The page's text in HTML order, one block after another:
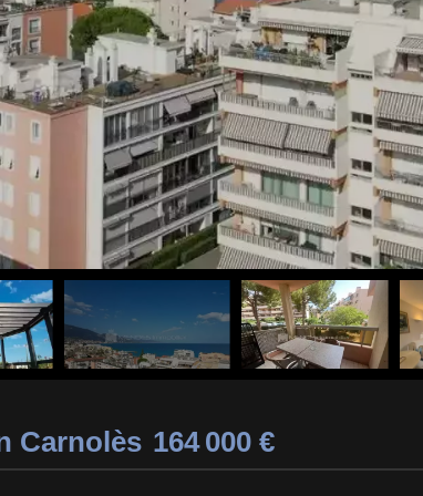
Carnolès 164 000 €